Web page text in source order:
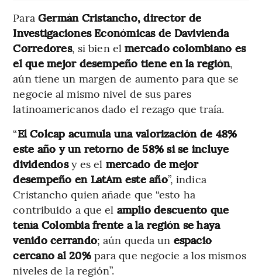
Para Germán Cristancho, director de
Investigaciones Económicas de Davivienda
Corredores, si bien elmercado colombiano es
el que mejor desempeño tiene en la región,
aún tiene un margen de aumento para que se
negocie al mismo nivel de sus pares
latinoamericanos dado el rezago que traía.
“El Colcap acumula una valorización de 48%
este año y un retorno de 58% si se incluye
dividendosy es el mercado de mejor
desempeño en LatAm este año”, indica
Cristancho quien añade que “esto ha
contribuido a que el amplio descuento que
tenía Colombia frente a la región se haya
venido cerrando; aún queda un espacio
cercano al 20%para que negocie a los mismos
niveles de la región”.